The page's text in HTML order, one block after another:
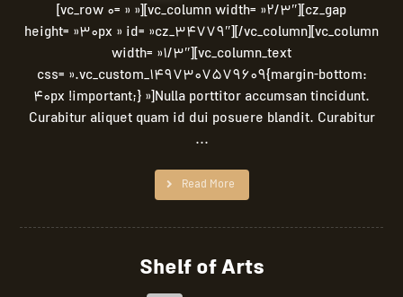
[vc_row 0= » »][vc_column width= »2/3″][cz_gap
height= »30px » id= »cz_34779″][/vc_column][vc_column
width= »1/3″][vc_column_text
css= ».vc_custom_1497307579609{margin-bottom:
40px !important;} »]Nulla porttitor accumsan tincidunt.
Curabitur aliquet quam id dui posuere blandit. Curabitur
...
Read More
Shelf of Arts